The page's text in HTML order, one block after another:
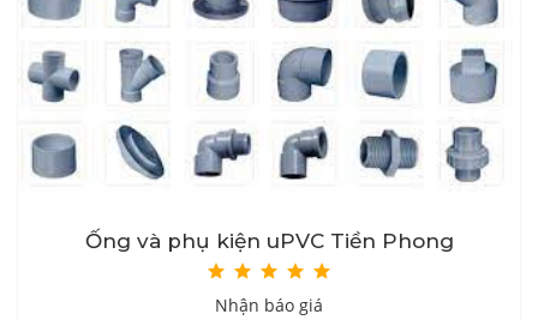
Ống và phụ kiện uPVC Tiền Phong
Nhận báo giá